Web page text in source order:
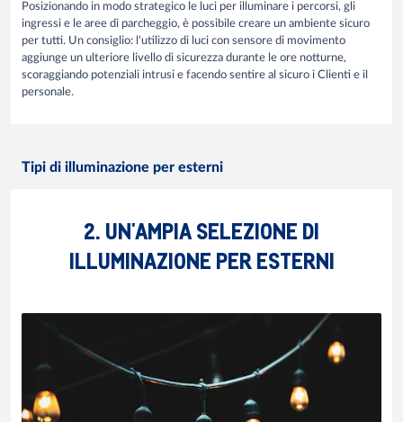
Posizionando in modo strategico le luci per illuminare i percorsi, gli
ingressi e le aree di parcheggio, è possibile creare un ambiente sicuro
per tutti. Un consiglio: l'utilizzo di luci con sensore di movimento
aggiunge un ulteriore livello di sicurezza durante le ore notturne,
scoraggiando potenziali intrusi e facendo sentire al sicuro i Clienti e il
personale.
Tipi di illuminazione per esterni
2. UN'AMPIA SELEZIONE DI
ILLUMINAZIONE PER ESTERNI